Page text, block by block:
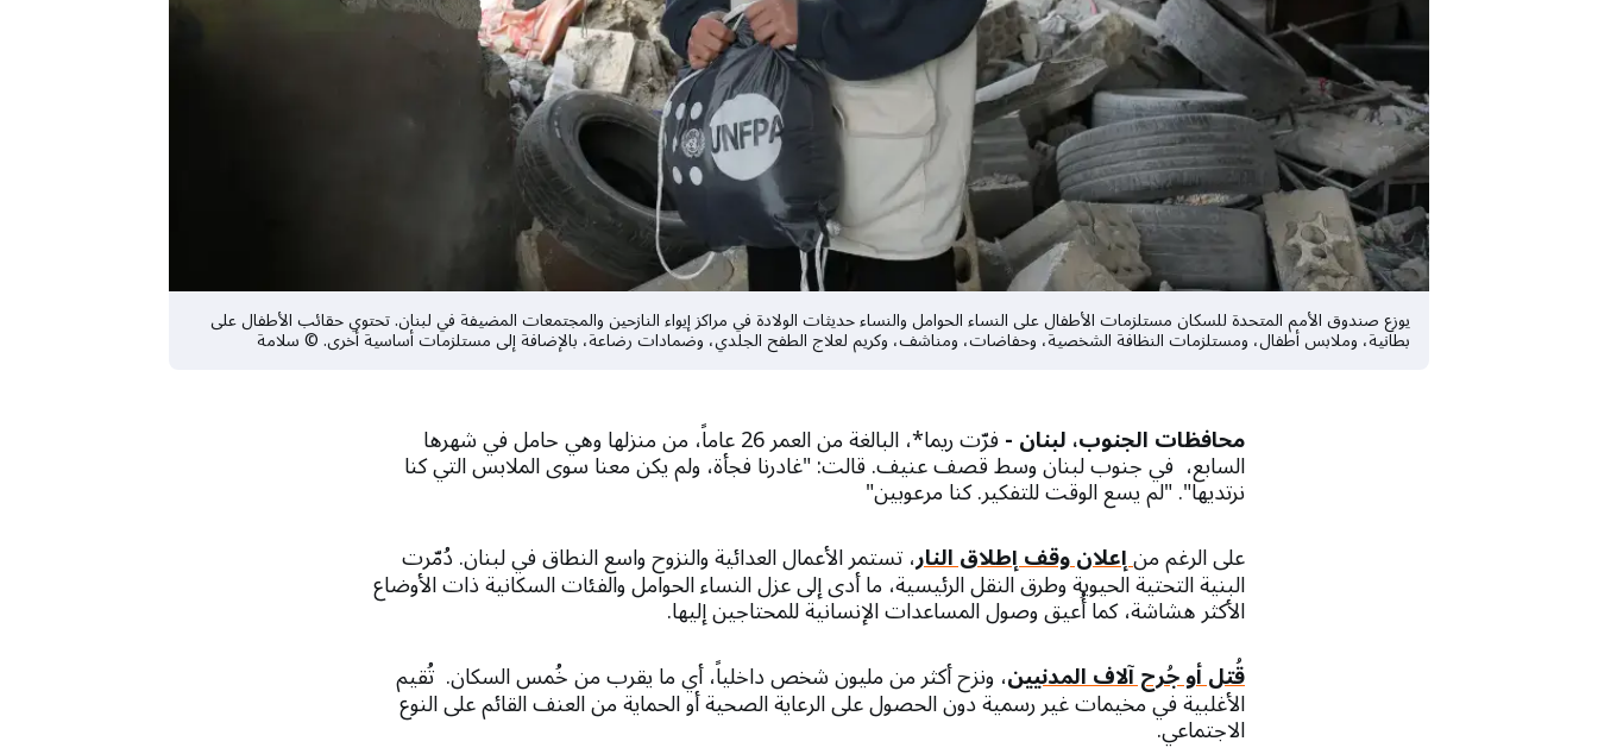
يوزع صندوق الأمم المتحدة للسكان مستلزمات الأطفال على النساء الحوامل والنساء حديثات الولادة في مراكز إيواء النازحين والمجتمعات المضيفة في لبنان. تحتوي حقائب الأطفال على
بطانية، وملابس أطفال، ومستلزمات النظافة الشخصية، وحفاضات، ومناشف، وكريم لعلاج الطفح الجلدي، وضمادات رضاعة، بالإضافة إلى مستلزمات أساسية أخرى. © سلامة
محافظات الجنوب، لبنان - فرّت ريما*، البالغة من العمر 26 عاماً، من منزلها وهي حامل في شهرها
السابع، في جنوب لبنان وسط قصف عنيف. قالت: "غادرنا فجأة، ولم يكن معنا سوى الملابس التي كنا
نرتديها". "لم يسع الوقت للتفكير. كنا مرعوبين"
على الرغم منإعلان وقف إطلاق النار، تستمر الأعمال العدائية والنزوح واسع النطاق في لبنان. دُمّرت
البنية التحتية الحيوية وطرق النقل الرئيسية، ما أدى إلى عزل النساء الحوامل والفئات السكانية ذات الأوضاع
الأكثر هشاشة، كما أُعيق وصول المساعدات الإنسانية للمحتاجين إليها.
قُتل أو جُرح آلاف المدنيين، ونزح أكثر من مليون شخص داخلياً، أي ما يقرب من خُمس السكان. تُقيم
الأغلبية في مخيمات غير رسمية دون الحصول على الرعاية الصحية أو الحماية من العنف القائم على النوع
الاجتماعي.